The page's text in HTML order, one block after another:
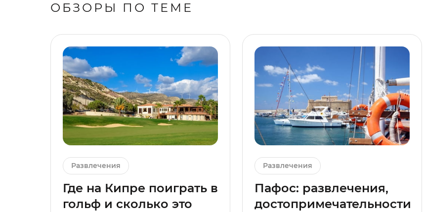
ОБЗОРЫ ПО ТЕМЕ
Развлечения
Где на Кипре поиграть в
гольф и сколько это
Развлечения
Пафос: развлечения,
достопримечательности